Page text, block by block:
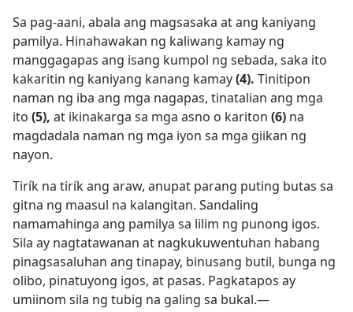
Sa pag-aani, abala ang magsasaka at ang kaniyang
pamilya. Hinahawakan ng kaliwang kamay ng
manggagapas ang isang kumpol ng sebada, saka ito
kakaritin ng kaniyang kanang kamay(4). Tinitipon
naman ng iba ang mga nagapas, tinatalian ang mga
ito (5), at ikinakarga sa mga asno o kariton (6) na
magdadala naman ng mga iyon sa mga giikan ng
nayon.
Tirík na tirík ang araw, anupat parang puting butas sa
gitna ng maasul na kalangitan. Sandaling
namamahinga ang pamilya sa lilim ng punong igos.
Sila ay nagtatawanan at nagkukuwentuhan habang
pinagsasaluhan ang tinapay, binusang butil, bunga ng
olibo, pinatuyong igos, at pasas. Pagkatapos ay
umiinom sila ng tubig na galing sa bukal.​—